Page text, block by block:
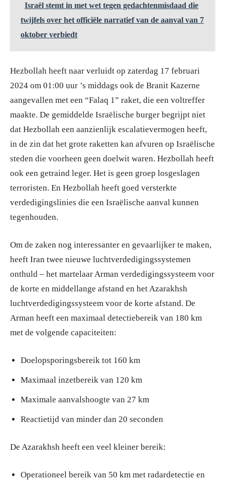
Israël stemt in met wet tegen gedachtenmisdaad die
twijfels over het officiële narratief van de aanval van 7
oktober verbiedt
Hezbollah heeft naar verluidt op zaterdag 17 februari
2024 om 01:00 uur ’s middags ook de Branit Kazerne
aangevallen met een “Falaq 1” raket, die een voltreffer
maakte. De gemiddelde Israëlische burger begrijpt niet
dat Hezbollah een aanzienlijk escalatievermogen heeft,
in de zin dat het grote raketten kan afvuren op Israëlische
steden die voorheen geen doelwit waren. Hezbollah heeft
ook een getraind leger. Het is geen groep losgeslagen
terroristen. En Hezbollah heeft goed versterkte
verdedigingslinies die een Israëlische aanval kunnen
tegenhouden.
Om de zaken nog interessanter en gevaarlijker te maken,
heeft Iran twee nieuwe luchtverdedigingssystemen
onthuld – het martelaar Arman verdedigingssysteem voor
de korte en middellange afstand en het Azarakhsh
luchtverdedigingssysteem voor de korte afstand. De
Arman heeft een maximaal detectiebereik van 180 km
met de volgende capaciteiten:
Doelopsporingsbereik tot 160 km
Maximaal inzetbereik van 120 km
Maximale aanvalshoogte van 27 km
Reactietijd van minder dan 20 seconden
De Azarakhsh heeft een veel kleiner bereik:
Operationeel bereik van 50 km met radardetectie en